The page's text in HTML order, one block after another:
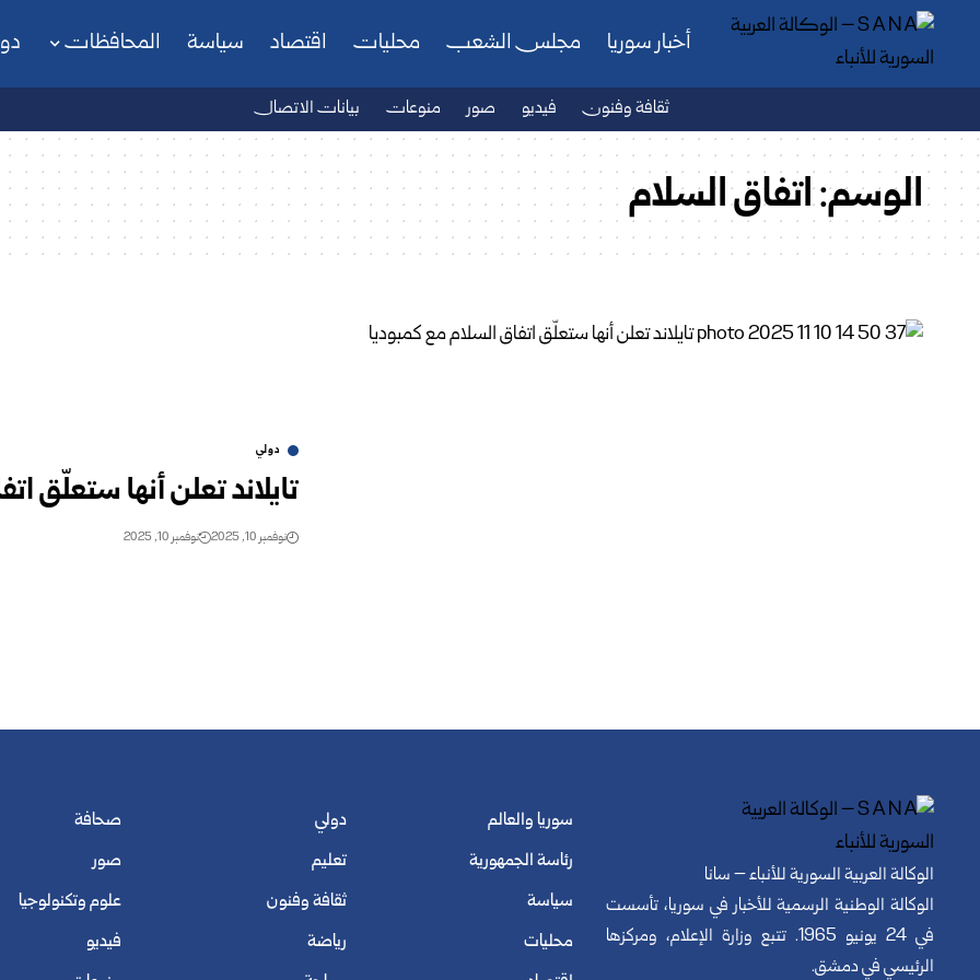
أخبار سوريا مجلس الشعب محليات اقتصاد سياسة المحافظات
ثقافة وفنون فيديو صور منوعات بيانات الاتصال
الوسم:اتفاق السلام
دولي
تايلاند تعلن أنها ستعلّق
نوفمبر 10, 2025 نوفمبر 10, 2025
الوكالة العربية السورية للأنباء – سانا
الوكالة الوطنية الرسمية للأخبار في سوريا، تأسست
في 24 يونيو 1965. تتبع وزارة الإعلام، ومركزها
الرئيسي في دمشق.
سوريا والعالم
رئاسة الجمهورية
سياسة
محليات
دولي
تعليم
ثقافة وفنون
رياضة
صحافة
صور
علوم وتكنولوجيا
فيديو